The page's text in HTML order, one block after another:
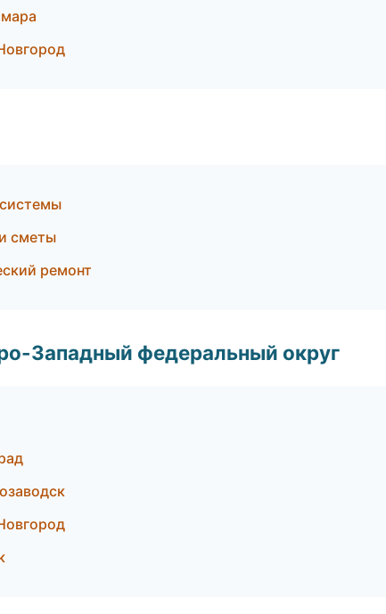
сметы
ремонт
Западный федеральный округ